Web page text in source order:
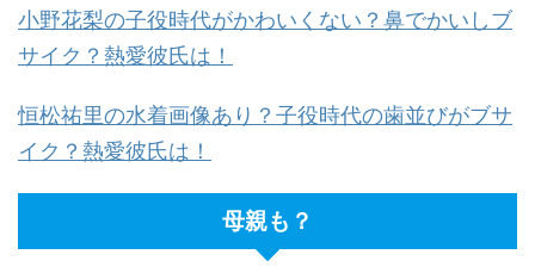
小野花梨の子役時代がかわいくない？鼻でかいしブ
サイク？熱愛彼氏は！
恒松祐里の水着画像あり？子役時代の歯並びがブサ
イク？熱愛彼氏は！
母親も？